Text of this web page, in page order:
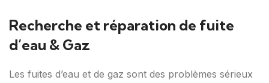
Recherche et réparation de fuite
d’eau & Gaz
Les fuites d’eau et de gaz sont des problèmes sérieux